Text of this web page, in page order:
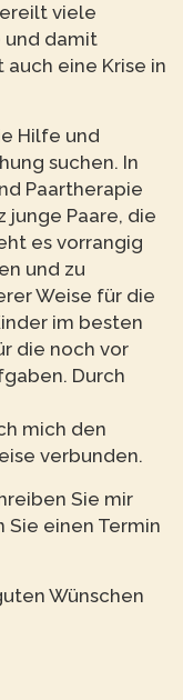
viele
und damit
eine Krise in
Hilfe und
suchen. In
Paartherapie
junge Paare, die
es vorrangig
und zu
Weise für die
im besten
die noch vor
Durch
mich den
verbunden.
Sie mir
einen Termin
Wünschen